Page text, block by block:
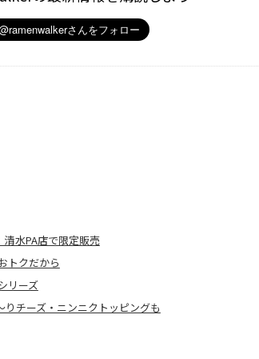
水PA店で限定販売
トクだから
リーズ
チーズ・ニンニクトッピングも